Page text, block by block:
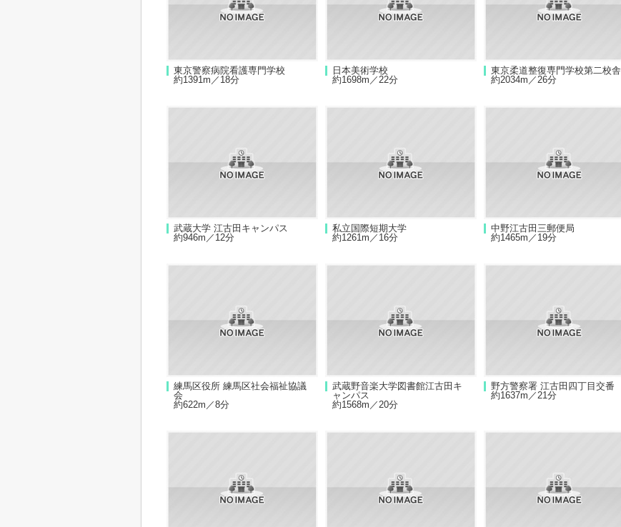
東京警察病院看護専門学校
約1391m／18分
日本美術学校
約1698m／22分
東京柔道整復専門学校第二校舎
約2034m／26分
武蔵大学 江古田キャンパス
約946m／12分
私立国際短期大学
約1261m／16分
中野江古田三郵便局
約1465m／19分
練馬区役所 練馬区社会福祉協議
会
約622m／8分
武蔵野音楽大学図書館江古田キ
ャンパス
約1568m／20分
野方警察署 江古田四丁目交番
約1637m／21分